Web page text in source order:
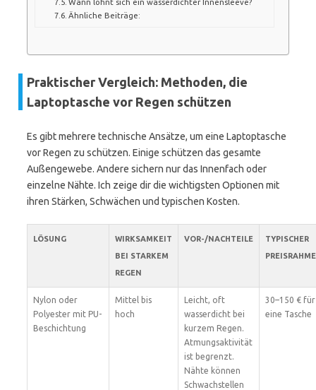
Ähnliche Beiträge:
Praktischer Vergleich: Methoden, die
Laptoptasche vor Regen schützen
Es gibt mehrere technische Ansätze, um eine Laptoptasche
vor Regen zu schützen. Einige schützen das gesamte
Außengewebe. Andere sichern nur das Innenfach oder
einzelne Nähte. Ich zeige dir die wichtigsten Optionen mit
ihren Stärken, Schwächen und typischen Kosten.
LÖSUNG
WIRKSAMKEIT
BEI STARKEM
REGEN
VOR-/NACHTEILE
TYPISCHER
Nylon oder
Polyester mit PU-
Beschichtung
Mittel bis
hoch
Leicht, oft
wasserdicht bei
kurzem Regen.
Atmungsaktivität
ist begrenzt.
Nähte können
Schwachstellen
30–150 € für
eine Tasche